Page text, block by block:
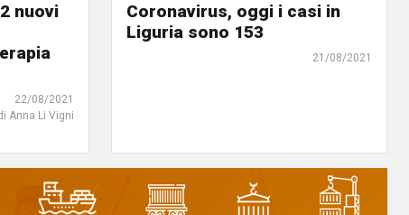
nuovi
22/08/2021
Anna Li Vigni
Coronavirus, oggi i casi in
Liguria sono 153
21/08/2021